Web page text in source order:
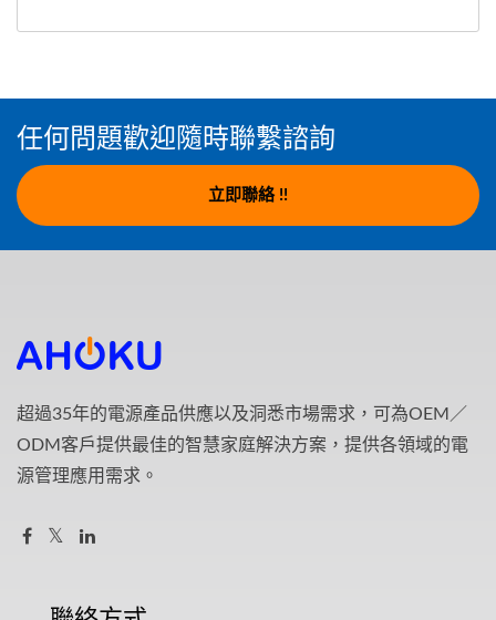
任何問題歡迎隨時聯繫諮詢
立即聯絡 !!
超過35年的電源產品供應以及洞悉市場需求，可為OEM／
ODM客戶提供最佳的智慧家庭解決方案，提供各領域的電
源管理應用需求。